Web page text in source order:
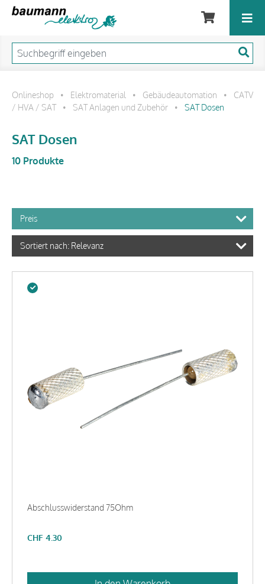
Onlineshop • Elektromaterial • Gebäudeautomation •
CATV
/ HVA / SAT
• SAT Anlagen und Zubehör • SAT Dosen
SAT Dosen
10 Produkte
Preis
Sortiert nach: Relevanz
Abschlusswiderstand 75Ohm
CHF 4.30